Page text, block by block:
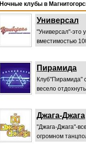
Ночные клубы в
Универсал
"Универсал"-это
вместимостью
Пирамида
Клуб"Пирамида"
весело
Джага-Джага
"Джага-Джага"-
огромном